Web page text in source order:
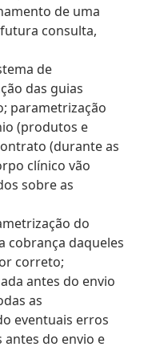
de uma
consulta,
de
das guias
parametrização
(produtos e
(durante as
clínico vão
sobre as
do
cobrança daqueles
correto;
antes do envio
as
eventuais erros
do envio e